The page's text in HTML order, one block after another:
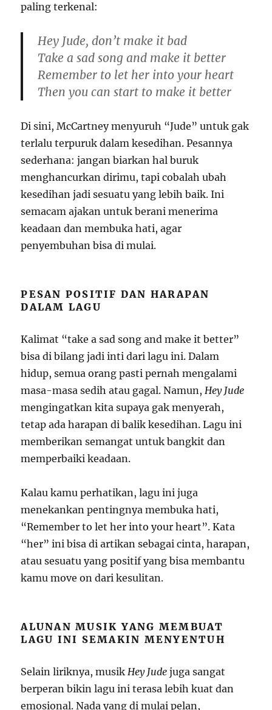
paling terkenal:
Hey Jude, don’t make it bad
Take a sad song and make it better
Remember to let her into your heart
Then you can start to make it better
Di sini, McCartney menyuruh “Jude” untuk gak
terlalu terpuruk dalam kesedihan. Pesannya
sederhana: jangan biarkan hal buruk
menghancurkan dirimu, tapi cobalah ubah
kesedihan jadi sesuatu yang lebih baik. Ini
semacam ajakan untuk berani menerima
keadaan dan membuka hati, agar
penyembuhan bisa di mulai.
PESAN POSITIF DAN HARAPAN
DALAM LAGU
Kalimat “take a sad song and make it better”
bisa di bilang jadi inti dari lagu ini. Dalam
hidup, semua orang pasti pernah mengalami
masa-masa sedih atau gagal. Namun,Hey Jude
mengingatkan kita supaya gak menyerah,
tetap ada harapan di balik kesedihan. Lagu ini
memberikan semangat untuk bangkit dan
memperbaiki keadaan.
Kalau kamu perhatikan, lagu ini juga
menekankan pentingnya membuka hati,
“Remember to let her into your heart”. Kata
“her” ini bisa di artikan sebagai cinta, harapan,
atau sesuatu yang positif yang bisa membantu
kamu move on dari kesulitan.
ALUNAN MUSIK YANG MEMBUAT
LAGU INI SEMAKIN MENYENTUH
Selain liriknya, musikHey Jude juga sangat
berperan bikin lagu ini terasa lebih kuat dan
emosional. Nada yang di mulai pelan,